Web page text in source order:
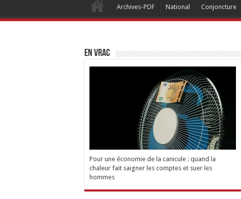
Archives-PDF National Conjoncture
EN VRAC
Pour une économie de la canicule : quand la
chaleur fait saigner les comptes et suer les
hommes